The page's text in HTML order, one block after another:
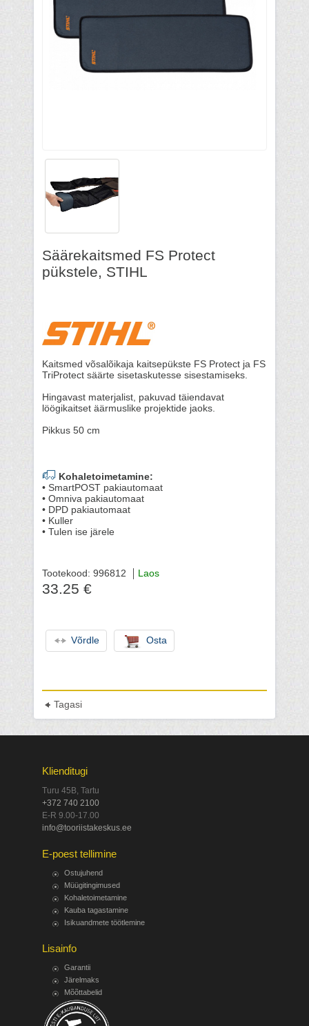
Säärekaitsmed FS Protect
pükstele, STIHL
Kaitsmed võsalõikaja kaitsepükste FS Protect ja FS
TriProtect säärte sisetaskutesse sisestamiseks.
Hingavast materjalist, pakuvad täiendavat
löögikaitset äärmuslike projektide jaoks.
Pikkus 50 cm
Kohaletoimetamine:
• SmartPOST pakiautomaat
• Omniva pakiautomaat
• DPD pakiautomaat
• Kuller
• Tulen ise järele
Tootekood: 996812 Laos
33.25 €
Võrdle Osta
Tagasi
Klienditugi
Turu 45B, Tartu
+372 740 2100
E-R 9.00-17.00
info@tooriistakeskus.ee
E-poest tellimine
Ostujuhend
Müügitingimused
Kohaletoimetamine
Kauba tagastamine
Isikuandmete töötlemine
Lisainfo
Garantii
Järelmaks
Mõõttabelid